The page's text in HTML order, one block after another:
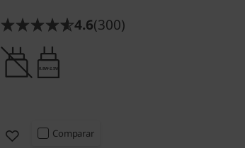
4.6(300)
0.8W-2.5W
Comparar